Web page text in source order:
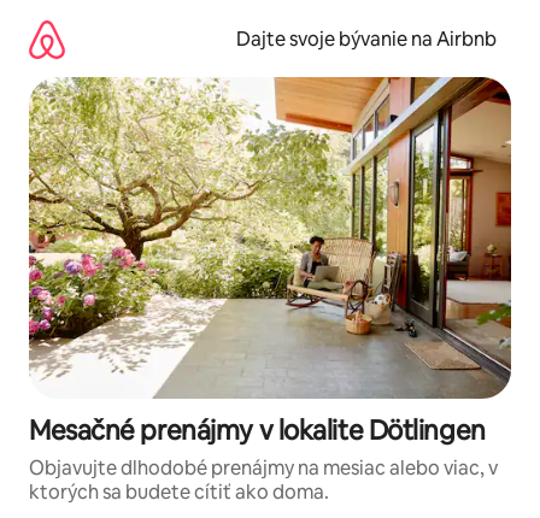
obsah.
Dajte svoje bývanie na Airbnb
Mesačné prenájmy v lokalite Dötlingen
Objavujte dlhodobé prenájmy na mesiac alebo viac, v
ktorých sa budete cítiť ako doma.